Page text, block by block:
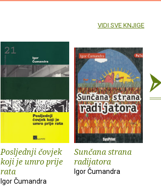
Posljednji čovjek
koji je umro prije
rata
Igor Čumandra
Sunčana strana
radijatora
Igor Čumandra
VIDI SVE KNJIGE